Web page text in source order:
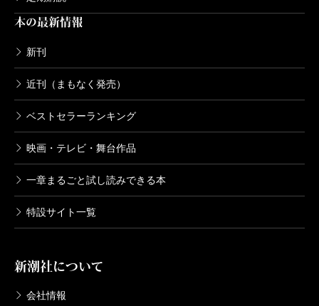
本の最新情報
新刊
近刊（まもなく発売）
ベストセラーランキング
映画・テレビ・舞台作品
一章まるごと試し読みできる本
特設サイト一覧
新潮社について
会社情報